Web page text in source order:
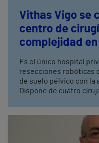
Vithas Vigo se
centro de
complejidad
Es el único hospital
resecciones robóticas
de suelo pélvico con la
Dispone de cuatro